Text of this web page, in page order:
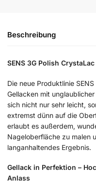
Beschreibung
SENS 3G Polish CrystaLac
Die neue Produktlinie
Gellacken mit
sich nicht nur sehr leicht,
extremst dünn auf die
erlaubt es außerdem,
Nageloberfläche zu malen
langanhaltendes Ergebnis.
Gellack in Perfektion –
Anlass